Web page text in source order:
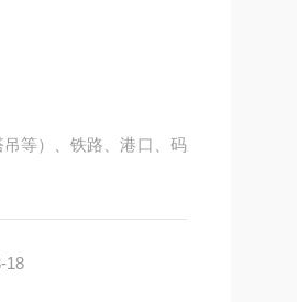
等）、铁路、港口、码
18